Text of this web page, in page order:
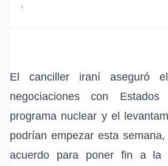
•
El canciller iraní aseguró
negociaciones con Estados
programa nuclear y el
podrían empezar esta
acuerdo para poner fin a la